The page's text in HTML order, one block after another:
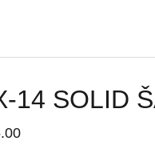
14 SOLID